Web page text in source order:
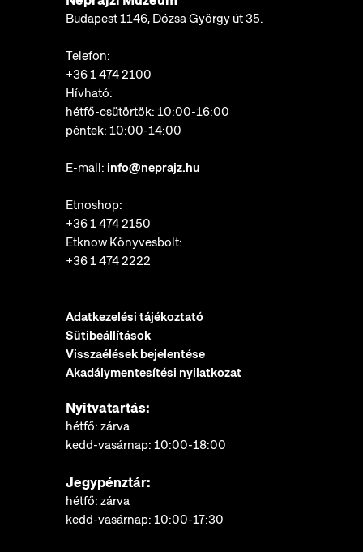
Budapest 1146, Dózsa György út 35.
Telefon:
+36 1 474 2100
Hívható:
hétfő-csütörtök: 10:00-16:00
péntek: 10:00-14:00
E-mail: info@neprajz.hu
Etnoshop:
+36 1 474 2150
Etknow Könyvesbolt:
+36 1 474 2222
Adatkezelési tájékoztató
Sütibeállítások
Visszaélések bejelentése
Akadálymentesítési nyilatkozat
Nyitvatartás:
hétfő: zárva
kedd-vasárnap: 10:00-18:00
Jegypénztár:
hétfő: zárva
kedd-vasárnap: 10:00-17:30